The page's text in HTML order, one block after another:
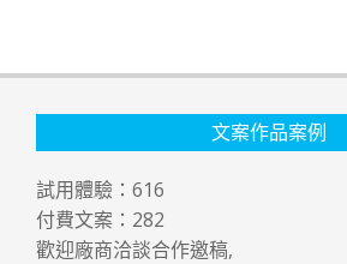
文案作品案例
試用體驗： 616
付費文案： 282
歡迎廠商洽談合作邀稿,